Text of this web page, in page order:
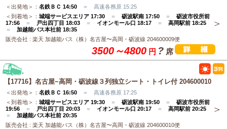
＜出発地＞： 名鉄ＢＣ 14:50 ＝ 高速各務原 15:25
＜到着地＞： 城端サービスエリア 17:30 ＝ 砺波駅南 17:50 ＝ 砺波市役所前
17:56 ＝ 戸出四丁目 18:03 ＝ イオンモール口 18:17 ＝ 高岡駅前 18:25
＝ 加越能バス本社前 18:35
販売会社 : 楽天 加越能バス（株）名古屋〜高岡・砺波線 204600009便
3500～4800 円 ? 席
【17716】名古屋−高岡・砺波線３列独立シート・トイレ付 204600010
＜出発地＞： 名鉄ＢＣ 16:50 ＝ 高速各務原 17:25
＜到着地＞： 城端サービスエリア 19:30 ＝ 砺波駅南 19:50 ＝ 砺波市役所前
19:56 ＝ 戸出四丁目 20:03 ＝ イオンモール口 20:17 ＝ 高岡駅前 20:25
＝ 加越能バス本社前 20:35
販売会社 : 楽天 加越能バス（株）名古屋〜高岡・砺波線 204600010便